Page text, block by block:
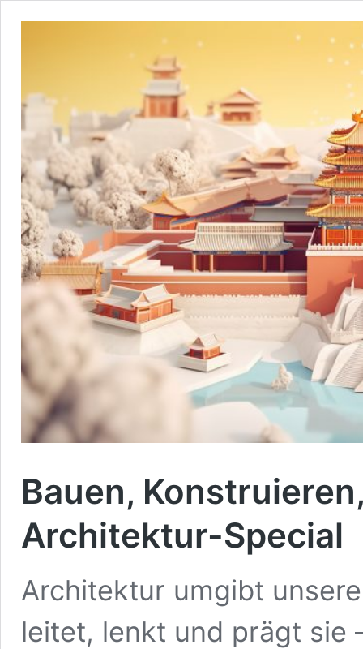
Bauen,
Architektur-Special
Architektur umgibt
leitet, lenkt und prägt sie